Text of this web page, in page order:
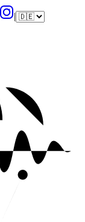
|